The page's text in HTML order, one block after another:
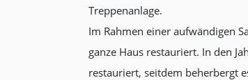
Treppenanlage.
Im Rahmen einer aufwändigen
ganze Haus restauriert. In den
restauriert, seitdem beherbergt